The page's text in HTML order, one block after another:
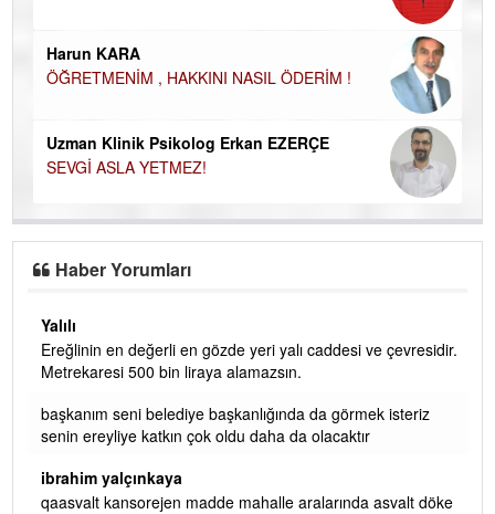
Harun KARA
ÖĞRETMENİM , HAKKINI NASIL ÖDERİM !
Uzman Klinik Psikolog Erkan EZERÇE
SEVGİ ASLA YETMEZ!
Haber Yorumları
Yalılı
Ereğlinin en değerli en gözde yeri yalı caddesi ve çevresidir.
Metrekaresi 500 bin liraya alamazsın.
başkanım seni belediye başkanlığında da görmek isteriz
senin ereyliye katkın çok oldu daha da olacaktır
ibrahim yalçınkaya
qaasvalt kansorejen madde mahalle aralarında asvalt döke